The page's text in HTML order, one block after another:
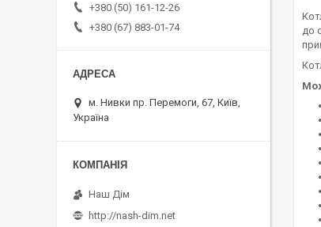
до
+380 (50) 161-12-26
+380 (67) 883-01-74
м. Нивки пр. Перемоги, 67, Київ,
Україна
Наш Дім
http://nash-dim.net